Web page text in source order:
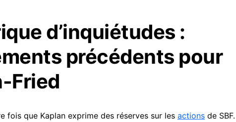
d’inquiétudes :
précédents pour
Fried
fois que Kaplan exprime des réserves sur les actions de SBF.